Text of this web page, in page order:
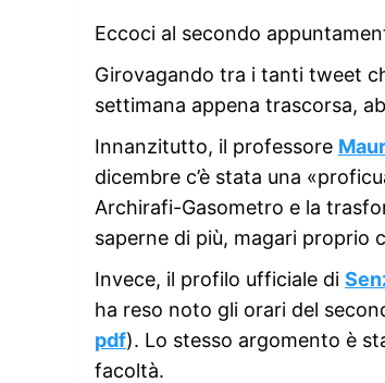
Eccoci al secondo
Girovagando tra i tanti tweet
settimana appena trascorsa,
Innanzitutto, il professore
dicembre c’è stata una
Archirafi-Gasometro e la
saperne di più, magari proprio
Invece, il profilo ufficiale di
ha reso noto gli orari del
pdf). Lo stesso argomento è
facoltà.